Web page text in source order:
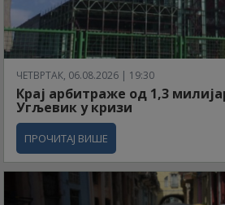
ЧЕТВРТАК, 06.08.2026 | 19:30
Крај арбитраже од 1,3
Угљевик у кризи
ПРОЧИТАЈ ВИШЕ